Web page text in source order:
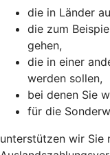
die in Länder
die zum
gehen,
die in einer
werden sollen,
bei denen Sie
für die
unterstützen wir Sie